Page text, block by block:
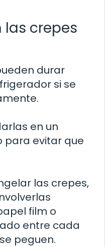
crepes
durar
si se
en un
para evitar que
las crepes,
film o
entre cada
peguen.